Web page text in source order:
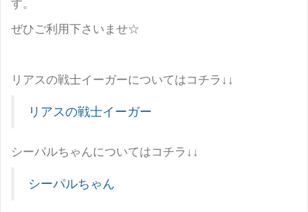
す。
ぜひご利用下さいませ☆
リアスの戦士イーガーについてはコチラ↓↓
リアスの戦士イーガー
シーパルちゃんについてはコチラ↓↓
シーパルちゃん